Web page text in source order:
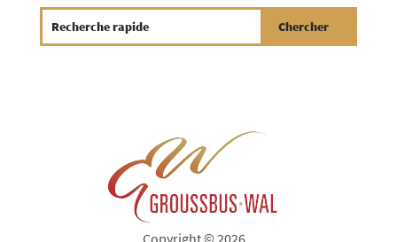
Copyright © 2026